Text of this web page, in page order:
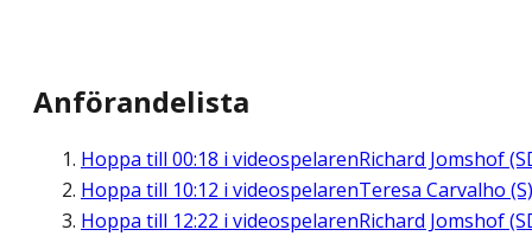
Anförandelista
Hoppa till 00:18 i videospelarenRichard Jomshof
Hoppa till 10:12 i videospelarenTeresa Carvalho (S)
Hoppa till 12:22 i videospelarenRichard Jomshof